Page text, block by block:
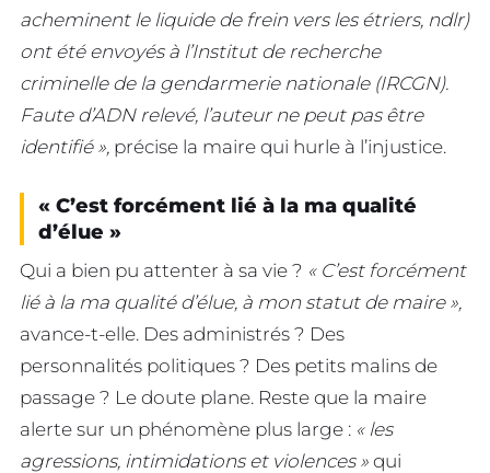
acheminent le liquide de frein vers les étriers, ndlr)
ont été envoyés à l’Institut de recherche
criminelle de la gendarmerie nationale (IRCGN).
Faute d’ADN relevé, l’auteur ne peut pas être
identifié », précise la maire qui hurle à l’injustice.
« C’est forcément lié à la ma qualité
d’élue »
Qui a bien pu attenter à sa vie ? « C’est forcément
lié à la ma qualité d’élue, à mon statut de maire »,
avance-t-elle. Des administrés ? Des
personnalités politiques ? Des petits malins de
passage ? Le doute plane. Reste que la maire
alerte sur un phénomène plus large : « les
agressions, intimidations et violences » qui